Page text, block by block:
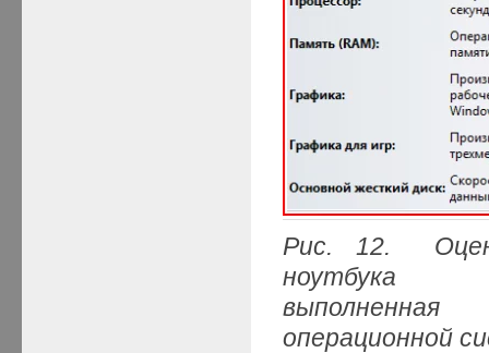
Рис. 12.
ноутбука
операционной